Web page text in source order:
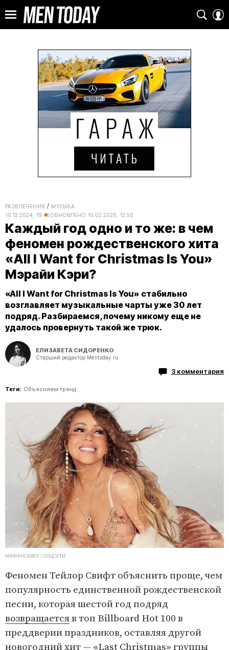
РАЗВЛЕЧЕНИЯ
МУЗЫКА
10.12.2024, 19:45ОБНОВЛЕНО 10.02.2026, 12:50
Каждый год одно и то же: в чем
феномен рождественского хита
«All I Want for Christmas Is You»
Мэрайи Кэри?
«All I Want for Christmas Is You» стабильно
возглавляет музыкальные чарты уже 30 лет
подряд. Разбираемся, почему никому еще не
удалось провернуть такой же трюк.
ЕЛИЗАВЕТА СИДОРЕНКО
Старший редактор Mentoday.ru
3 комментария
Теги: Объясняем тренд
MARIAHCAREY / СОЦСЕТИ
Феномен Тейлор Свифт объяснить проще, чем
популярность единственной рождественской
песни, которая шестой год подряд
возвращаетсяв топ Billboard Hot 100 в
преддверии праздников, оставляя другой
новогодний хит — «Last Christmas» группы